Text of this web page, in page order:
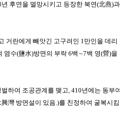
후연 을 멸망시키고 등장한 북연(北燕)과
거란에게 빼앗긴 고구려인 1만인을 데리
염수(鹽水)방면의 부락 6백∼7백 영(營)을
벌하여 조공관계를 맺고, 410년에는 동부
灣 방면설이 있음.)를 친정하여 굴복시킴